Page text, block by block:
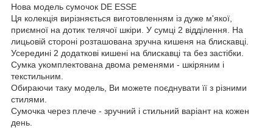
Нова модель сумочок DE ESSE
Ця колекція вирізняється виготовленням із дуже м'якої,
приємної на дотик телячої шкіри. У сумці 2 відділення. На
лицьовій стороні розташована зручна кишеня на блискавці.
Усередині 2 додаткові кишені на блискавці та без застібки.
Сумка укомплектована двома ременями - шкіряним і
текстильним.
Обираючи таку модель, Ви можете поєднувати її з різними
стилями.
Сумочка через плече - зручний і стильний варіант на кожен
день.